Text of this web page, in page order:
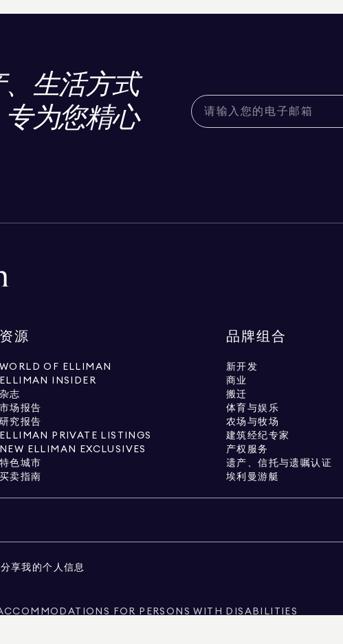
生活方式
为您精心
资源
WORLD OF ELLIMAN
ELLIMAN INSIDER
杂志
市场报告
研究报告
ELLIMAN PRIVATE LISTINGS
NEW ELLIMAN EXCLUSIVES
特色城市
买卖指南
品牌组合
新开发
商业
搬迁
体育与娱乐
农场与牧场
建筑经纪专家
产权服务
遗产、信托与遗嘱认证
埃利曼游艇
享我的个人信息
FOR PERSONS WITH DISABILITIES